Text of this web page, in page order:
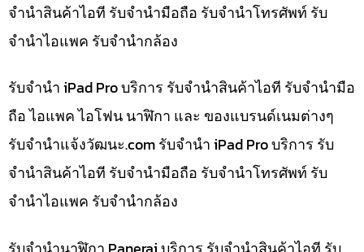
จำนำสินค้าไอที รับจำนำมือถือ รับจำนำโทรศัพท์ รับ
จำนำไอแพค รับจำนำกล้อง
รับจำนำ iPad Pro บริการ รับจำนำสินค้าไอที รับจำนำมือ
ถือ ไอแพค ไอโฟน นาฬิกา และ ของแบรนด์เนมต่างๆ
รับจํานําแจ้งวัฒนะ.com รับจำนำ iPad Pro บริการ รับ
จำนำสินค้าไอที รับจำนำมือถือ รับจำนำโทรศัพท์ รับ
จำนำไอแพค รับจำนำกล้อง